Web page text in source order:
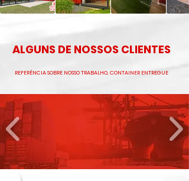
ALGUNS DE NOSSOS CLIENTES
REFERÊNCIA SOBRE NOSSO TRABALHO, CONTAINER ENTREGUE